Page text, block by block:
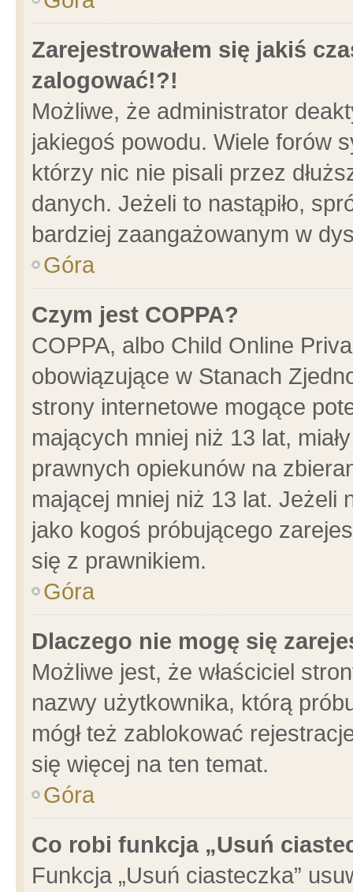
Zarejestrowałem się jakiś
zalogować!?!
Możliwe, że administrator
jakiegoś powodu. Wiele forów
którzy nic nie pisali przez
danych. Jeżeli to nastąpiło,
bardziej zaangażowanym w
Góra
Czym jest COPPA?
COPPA, albo Child Online
obowiązujące w Stanach
strony internetowe mogące
mających mniej niż 13 lat,
prawnych opiekunów na
mającej mniej niż 13 lat. Jeżeli
jako kogoś próbującego
się z prawnikiem.
Góra
Dlaczego nie mogę się
Możliwe jest, że właściciel
nazwy użytkownika, którą
mógł też zablokować
się więcej na ten temat.
Góra
Co robi funkcja „Usuń
Funkcja „Usuń ciasteczka”